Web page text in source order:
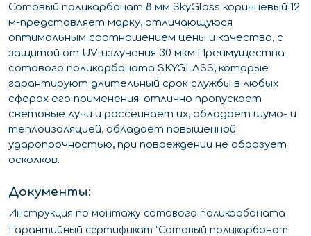
Сотовый поликарбонат 8 мм SkyGlass коричневый 12
м-представляет марку, отличающуюся
оптимальным соотношением цены и качества, с
защитой от UV-излучения 30 мкм.Преимущества
сотового поликарбоната SKYGLASS, которые
гарантируют длительный срок службы в любых
сферах его применения: отлично пропускает
световые лучи и рассеивает их, обладает шумо- и
теплоизоляцией, обладает повышенной
ударопрочностью, при повреждении не образует
осколков.
Документы:
Инструкция по монтажу сотового поликарбоната
Гарантийный сертификат "Сотовый поликарбонат